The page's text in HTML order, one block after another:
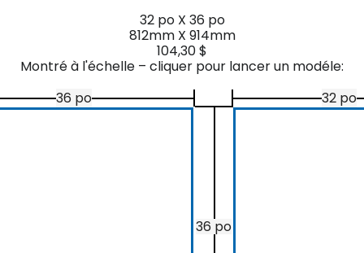
32 po X 36 po
812mm X 914mm
104,30 $
Montré à l'échelle – cliquer pour lancer un modéle:
36 po
32 po
36 po